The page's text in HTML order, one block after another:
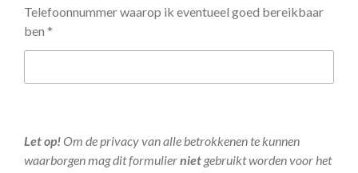
Telefoonnummer waarop ik eventueel goed bereikbaar
ben *
Let op!Om de privacy van alle betrokkenen te kunnen
waarborgen mag dit formulierniet gebruikt worden voor het